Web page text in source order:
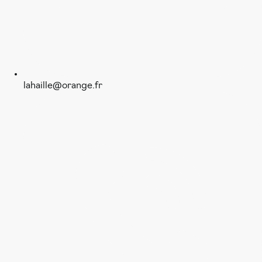
lahaille@orange.fr